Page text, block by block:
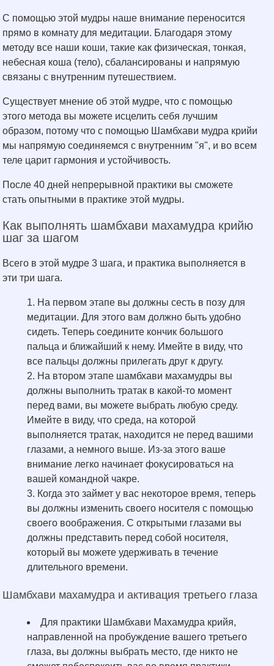
С помощью этой мудры наше внимание переносится
прямо в комнату для медитации. Благодаря этому
методу все наши коши, такие как физическая, тонкая,
небесная коша (тело), сбалансированы и напрямую
связаны с внутренним путешествием.
Существует мнение об этой мудре, что с помощью
этого метода вы можете исцелить себя лучшим
образом, потому что с помощью Шамбхави мудра крийи
мы напрямую соединяемся с внутренним "я", и во всем
теле царит гармония и устойчивость.
После 40 дней непрерывной практики вы сможете
стать опытными в практике этой мудры.
Как выполнять шамбхави махамудра крийю
шаг за шагом
Всего в этой мудре 3 шага, и практика выполняется в
эти три шага.
На первом этапе вы должны сесть в позу для
медитации. Для этого вам должно быть удобно
сидеть. Теперь соедините кончик большого
пальца и ближайший к нему. Имейте в виду, что
все пальцы должны прилегать друг к другу.
На втором этапе шамбхави махамудры вы
должны выполнить тратак в какой-то момент
перед вами, вы можете выбрать любую среду.
Имейте в виду, что среда, на которой
выполняется тратак, находится не перед вашими
глазами, а немного выше. Из-за этого ваше
внимание легко начинает фокусироваться на
вашей командной чакре.
Когда это займет у вас некоторое время, теперь
вы должны изменить своего носителя с помощью
своего воображения. С открытыми глазами вы
должны представить перед собой носителя,
который вы можете удерживать в течение
длительного времени.
Шамбхави махамудра и активация третьего глаза
Для практики Шамбхави Махамудра крийя,
направленной на пробуждение вашего третьего
глаза, вы должны выбрать место, где никто не